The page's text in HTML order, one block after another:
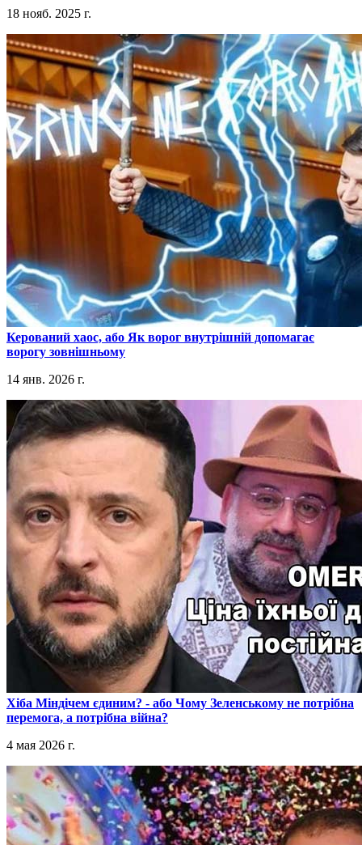
18 нояб. 2025 г.
​Керований хаос, або Як ворог внутрішній допомагає
ворогу зовнішньому
14 янв. 2026 г.
​Хіба Міндічем єдиним? - або Чому Зеленському не потрібна
перемога, а потрібна війна?
4 мая 2026 г.